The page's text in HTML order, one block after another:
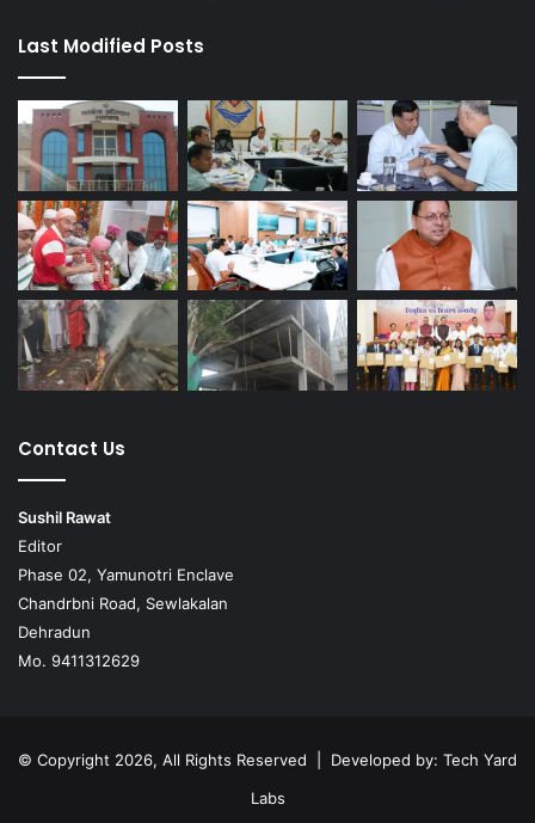
Last Modified Posts
Contact Us
Sushil Rawat
Editor
Phase 02, Yamunotri Enclave
Chandrbni Road, Sewlakalan
Dehradun
Mo. 9411312629
© Copyright 2026, All Rights Reserved | Developed by: Tech Yard
Labs